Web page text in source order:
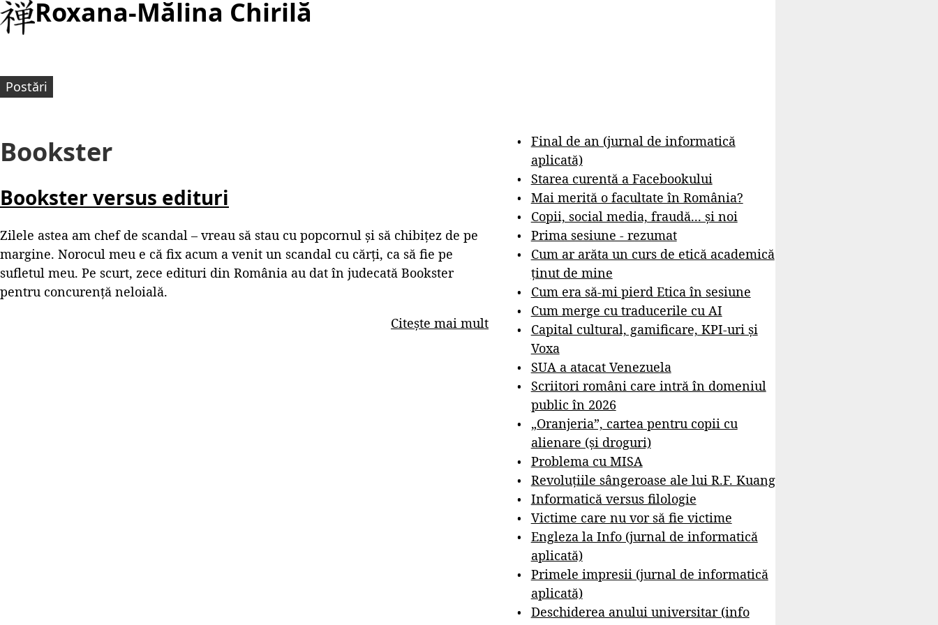
Roxana-Mălina Chirilă
Postări
Bookster
Bookster versus edituri
Zilele astea am chef de scandal – vreau să stau cu popcornul și să chibițez de pe
margine. Norocul meu e că fix acum a venit un scandal cu cărți, ca să fie pe
sufletul meu. Pe scurt, zece edituri din România au dat în judecată Bookster
pentru concurență neloială.
Citește mai mult
Final de an (jurnal de informatică
aplicată)
Starea curentă a Facebookului
Mai merită o facultate în România?
Copii, social media, fraudă... și noi
Prima sesiune - rezumat
Cum ar arăta un curs de etică academică
ținut de mine
Cum era să-mi pierd Etica în sesiune
Cum merge cu traducerile cu AI
Capital cultural, gamificare, KPI-uri și
Voxa
SUA a atacat Venezuela
Scriitori români care intră în domeniul
public în 2026
„Oranjeria”, cartea pentru copii cu
alienare (și droguri)
Problema cu MISA
Revoluțiile sângeroase ale lui R.F. Kuang
Informatică versus filologie
Victime care nu vor să fie victime
Engleza la Info (jurnal de informatică
aplicată)
Primele impresii (jurnal de informatică
aplicată)
Deschiderea anului universitar (info